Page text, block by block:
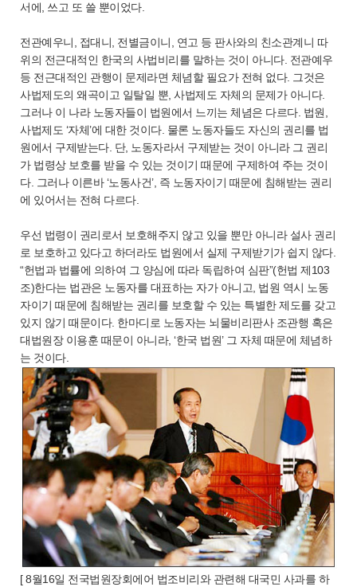
서에, 쓰고 또 쓸 뿐이었다.
전관예우니, 접대니, 전별금이니, 연고 등 판사와의 친소관계니 따
위의 전근대적인 한국의 사법비리를 말하는 것이 아니다. 전관예우
등 전근대적인 관행이 문제라면 체념할 필요가 전혀 없다. 그것은
사법제도의 왜곡이고 일탈일 뿐, 사법제도 자체의 문제가 아니다.
그러나 이 나라 노동자들이 법원에서 느끼는 체념은 다르다. 법원,
사법제도 ‘자체’에 대한 것이다. 물론 노동자들도 자신의 권리를 법
원에서 구제받는다. 단, 노동자라서 구제받는 것이 아니라 그 권리
가 법령상 보호를 받을 수 있는 것이기 때문에 구제하여 주는 것이
다. 그러나 이른바 ‘노동사건’, 즉 노동자이기 때문에 침해받는 권리
에 있어서는 전혀 다르다.
우선 법령이 권리로서 보호해주지 않고 있을 뿐만 아니라 설사 권리
로 보호하고 있다고 하더라도 법원에서 실제 구제받기가 쉽지 않다.
“헌법과 법률에 의하여 그 양심에 따라 독립하여 심판”(헌법 제103
조)한다는 법관은 노동자를 대표하는 자가 아니고, 법원 역시 노동
자이기 때문에 침해받는 권리를 보호할 수 있는 특별한 제도를 갖고
있지 않기 때문이다. 한마디로 노동자는 뇌물비리판사 조관행 혹은
대법원장 이용훈 때문이 아니라, ‘한국 법원’ 그 자체 때문에 체념하
는 것이다.
[ 8월16일 전국법원장회에어 법조비리와 관련해 대국민 사과를 하